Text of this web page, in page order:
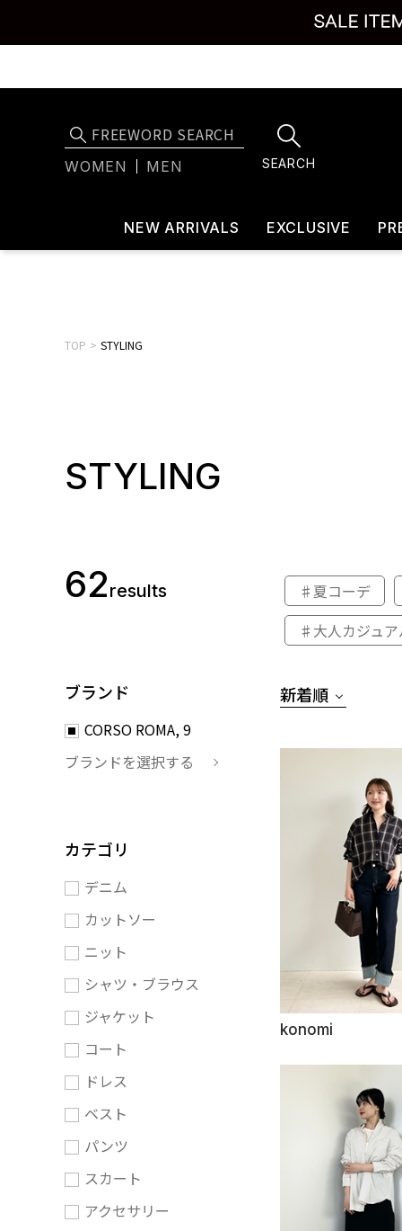
WOMEN MEN SEARCH
NEW ARRIVALS EXCLUSIVE
TOP STYLING
STYLING
62results
ブランド
CORSO ROMA, 9
ブランドを選択する
カテゴリ
デニム
カットソー
ニット
シャツ・ブラウス
ジャケット
コート
ドレス
ベスト
パンツ
スカート
アクセサリー
♯夏コーデ
♯大人カジュア
新着順
konomi